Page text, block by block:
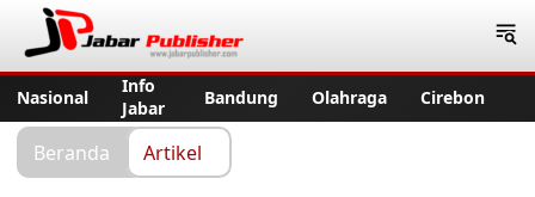
Nasional
Info
Jabar
Bandung Olahraga Cirebon
Beranda Artikel